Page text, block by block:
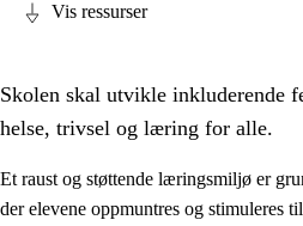
Vis ressurser
Skolen skal utvikle inkluderende
helse, trivsel og læring for alle.
Et raust og støttende læringsmiljø er
der elevene oppmuntres og stimuleres